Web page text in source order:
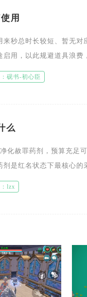
用
来秒总时长较短、暂无对
启用，以此规避道具浪费
的时长可以累积，能够
砚书-初心臣
么
化赦罪药剂，预算充足
剂是红名状态下最核心
，使用后能够直接削减
lzx